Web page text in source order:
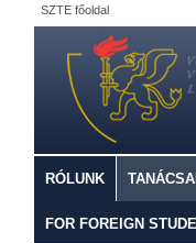
SZTE főoldal
RÓLUNK
FOR FOREIGN